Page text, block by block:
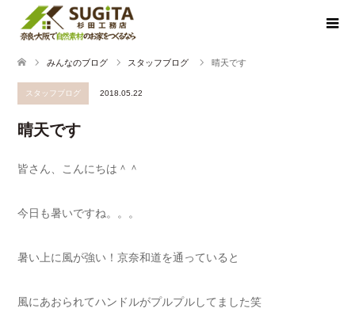
みんなのブログ スタッフブログ 晴天です
スタッフブログ 2018.05.22
晴天です
皆さん、こんにちは＾＾
今日も暑いですね。。。
暑い上に風が強い！京奈和道を通っていると
風にあおられてハンドルがプルプルしてました笑